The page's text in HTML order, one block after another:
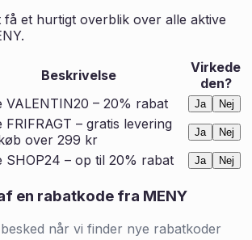
få et hurtigt overblik over alle aktive
.
Beskrivelse
Virkede
den?
VALENTIN20 – 20% rabat Ja Nej
FRIFRAGT – gratis levering
over 299 kr
Ja Nej
SHOP24 – op til 20% rabat Ja Nej
en rabatkode fra MENY
når vi finder nye rabatkoder